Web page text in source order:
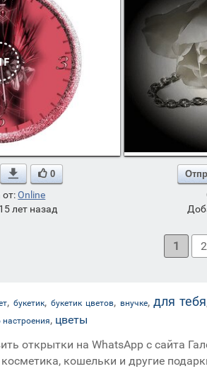
 0
от:Online
лет назад
1 2
,букетик, букетик цветов, внучке,для тебя
, цветы
открытки на WhatsApp с сайта
кошельки и другие